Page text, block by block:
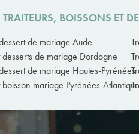
BOISSONS ET
de mariage Aude
desserts de mariage Dordogne
de mariage Hautes-Pyrénées
boisson mariage Pyrénées-